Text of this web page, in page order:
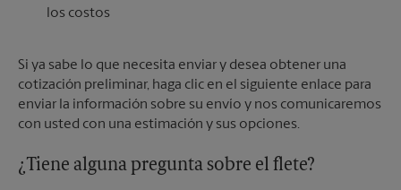
los costos
Si ya sabe lo que necesita enviar y desea obtener una
cotización preliminar, haga clic en el siguiente enlace para
enviar la información sobre su envío y nos comunicaremos
con usted con una estimación y sus opciones.
¿Tiene alguna pregunta sobre el flete?